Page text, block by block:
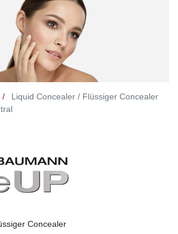
Liquid Concealer / Flüssiger Concealer
Concealer